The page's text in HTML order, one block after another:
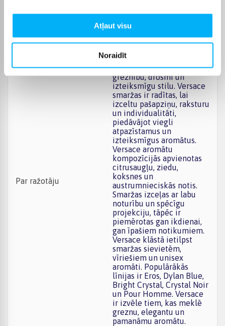
Atļaut visu
Noraidīt
Par ražotāju
Versace ir viens no
modes un parfimērijas
namiem, kas simbolizē
greznību, drosmi un
izteiksmīgu stilu. Versace
smaržas ir radītas, lai
izceltu pašapziņu, raksturu
un individualitāti,
piedāvājot viegli
atpazīstamus un
izteiksmīgus aromātus.
Versace aromātu
kompozīcijās apvienotas
citrusaugļu, ziedu,
koksnes un
austrumnieciskās notis.
Smaržas izceļas ar labu
noturību un spēcīgu
projekciju, tāpēc ir
piemērotas gan ikdienai,
gan īpašiem notikumiem.
Versace klāstā ietilpst
smaržas sievietēm,
vīriešiem un unisex
aromāti. Populārākās
līnijas ir Eros, Dylan Blue,
Bright Crystal, Crystal Noir
un Pour Homme. Versace
ir izvēle tiem, kas meklē
greznu, elegantu un
pamanāmu aromātu.